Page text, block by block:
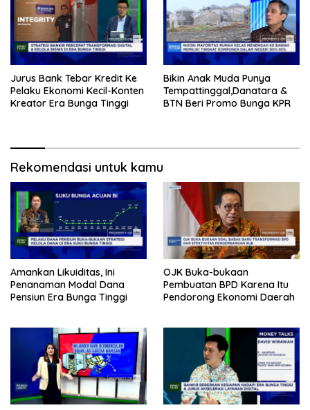
Jurus Bank Tebar Kredit Ke
Pelaku Ekonomi Kecil-Konten
Kreator Era Bunga Tinggi
Bikin Anak Muda Punya
Tempattinggal,Danatara &
BTN Beri Promo Bunga KPR
Rekomendasi untuk kamu
Amankan Likuiditas, Ini
Penanaman Modal Dana
Pensiun Era Bunga Tinggi
OJK Buka-bukaan
Pembuatan BPD Karena Itu
Pendorong Ekonomi Daerah